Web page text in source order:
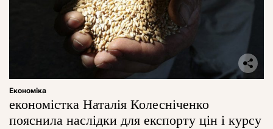
Економіка
економістка Наталія Колесніченко
пояснила наслідки для експорту цін і курсу